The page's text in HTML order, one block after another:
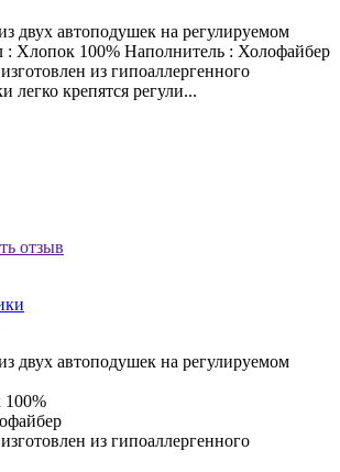
двух автоподушек на регулируемом
: Хлопок 100% Наполнитель : Холофайбер
из гипоаллергенного
легко крепятся регули...
отзыв
двух автоподушек на регулируемом
100%
из гипоаллергенного